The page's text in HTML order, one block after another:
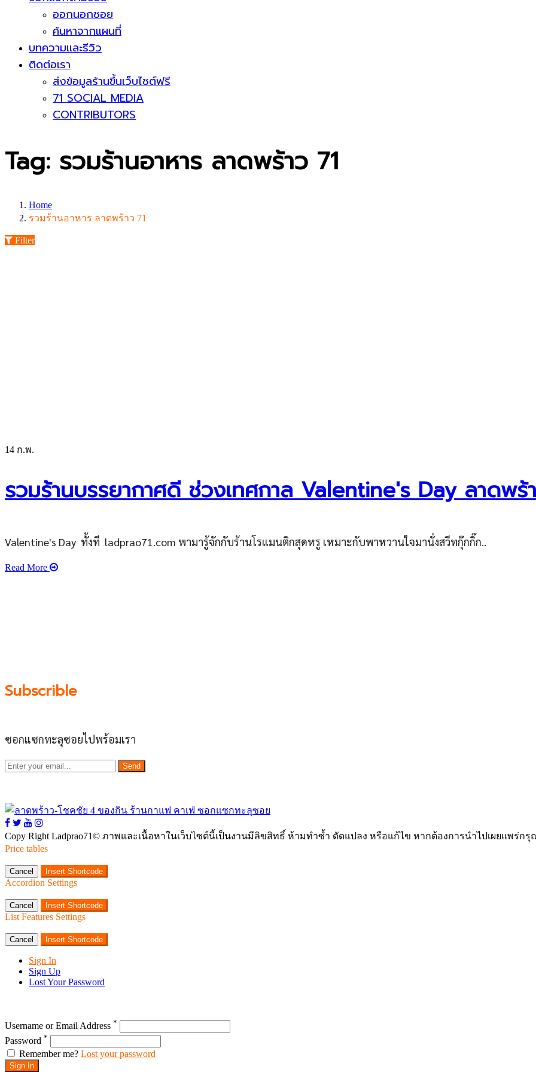
ออกนอกซอย
ค้นหาจากแผนที่
บทความและรีวิว
ติดต่อเรา
ส่งข้อมูลร้านขึ้นเว็บไซต์ฟรี
71 SOCIAL MEDIA
CONTRIBUTORS
Tag: รวมร้านอาหาร ลาดพร้าว 71
Home
รวมร้านอาหาร ลาดพร้าว 71
Filter
14 ก.พ.
รวมร้านบรรยากาศดี ช่วงเทศกาล Valentine's Day ลาดพร้
Valentine's Day ทั้งที ladprao71.com พามารู้จักกับร้านโรแมนติกสุดหรู เหมาะกับพาหวานใจมานั่งสวีทกุ๊กกิ๊ก..
Read More
Subscrible
ซอกแซกทะลุซอยไปพร้อมเรา
Send
Copy Right Ladprao71© ภาพและเนื้อหาในเว็บไซต์นี้เป็นงานมีลิขสิทธิ์ ห้ามทำซ้ำ ดัดแปลง หรือแก้ไข หากต้องการนำไปเผยแพร่ก
Price tables
Cancel Insert Shortcode
Accordion Settings
Cancel Insert Shortcode
List Features Settings
Cancel Insert Shortcode
Sign In
Sign Up
Lost Your Password
Username or Email Address *
Password *
Remember me? Lost your password
Sign In